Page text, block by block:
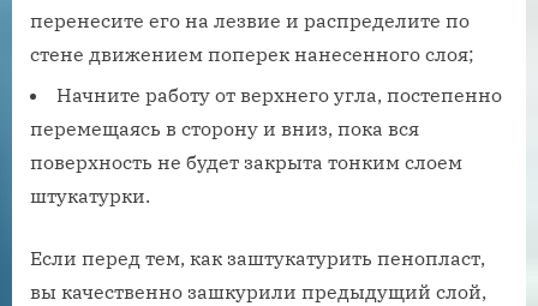
перенесите его на лезвие и распределите по
стене движением поперек нанесенного слоя;
Начните работу от верхнего угла, постепенно
перемещаясь в сторону и вниз, пока вся
поверхность не будет закрыта тонким слоем
штукатурки.
Если перед тем, как заштукатурить пенопласт,
вы качественно зашкурили предыдущий слой,